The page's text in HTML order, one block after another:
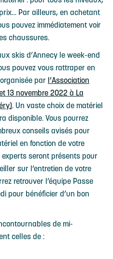
Par ailleurs, en achetant
pouvez immédiatement voir
chaussures.
skis d’Annecy le week-end
pouvez vous rattraper en
par l’Association
13 novembre 2022 à La
. Un vaste choix de matériel
disponible. Vous pourrez
conseils avisés pour
en fonction de votre
seront présents pour
sur l’entretien de votre
retrouver l’équipe Passe
pour bénéficier d’un bon
de mi-
celles de :